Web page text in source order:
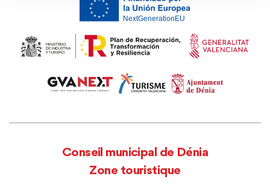
Conseil municipal de Dénia
Zone touristique